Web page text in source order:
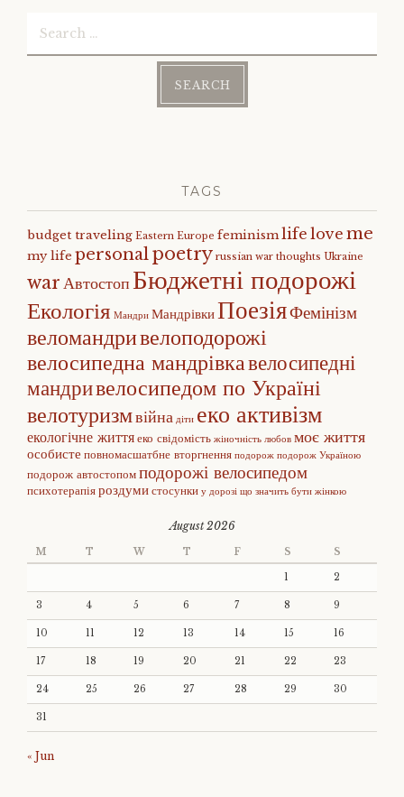
TAGS
budget traveling Eastern Europe feminismlife love me
my life personalpoetry russian war thoughts Ukraine
warАвтостопБюджетні подорожі
Екологія Мандри МандрівкиПоезіяФемінізм
веломандривелоподорожі
велосипедна мандрівкавелосипедні
мандривелосипедом по Україні
велотуризмвійна діти еко активізм
екологічне життяеко свідомість жіночність любов моє життя
особисте повномасшатбне вторгнення подорож подорож Україною
подорож автостопомподорожі велосипедом
психотерапіяроздумистосунки у дорозі що значить бути жінкою
August 2026
M T W T F S S
1 2
3 4 5 6 7 8 9
10 11 12 13 14 15 16
17 18 19 20 21 22 23
24 25 26 27 28 29 30
31
« Jun